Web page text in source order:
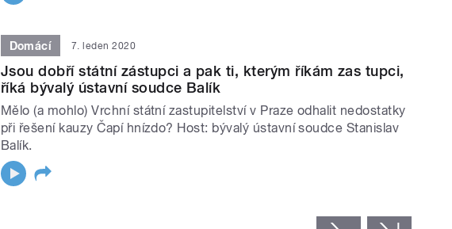
Domácí 7. leden 2020
Jsou dobří státní zástupci a pak ti, kterým říkám zas tupci,
říká bývalý ústavní soudce Balík
Mělo (a mohlo) Vrchní státní zastupitelství v Praze odhalit nedostatky
při řešení kauzy Čapí hnízdo? Host: bývalý ústavní soudce Stanislav
Balík.